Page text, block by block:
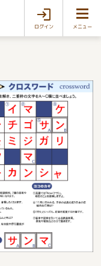
ログイン メニュー